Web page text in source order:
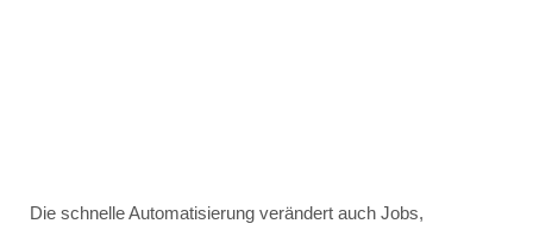
Die schnelle Automatisierung verändert auch Jobs,